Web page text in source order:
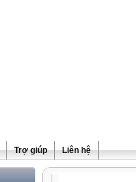
Trợ giúp Liên hệ